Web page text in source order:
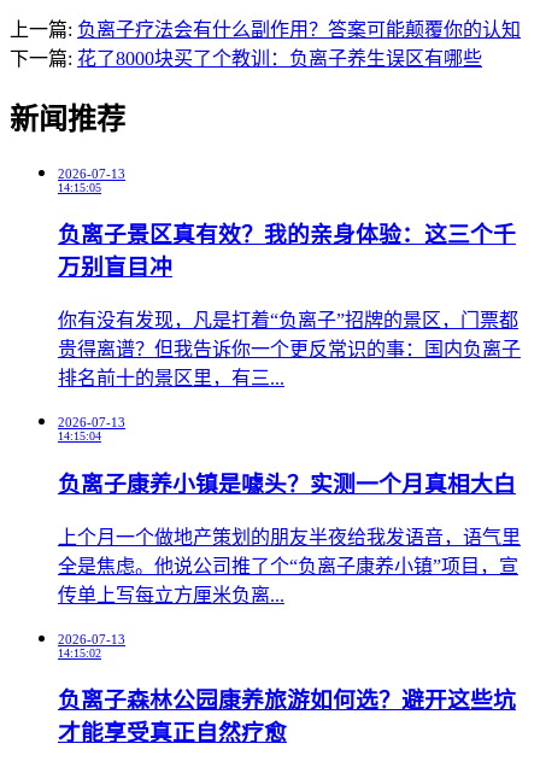
上一篇: 负离子疗法会有什么副作用？答案可能颠覆你的认知
下一篇: 花了8000块买了个教训：负离子养生误区有哪些
新闻推荐
2026-07-13
14:15:05
负离子景区真有效？我的亲身体验：这三个千
万别盲目冲
​你有没有发现，凡是打着“负离子”招牌的景区，门票都
贵得离谱？但我告诉你一个更反常识的事：国内负离子
排名前十的景区里，有三...
2026-07-13
14:15:04
负离子康养小镇是噱头？实测一个月真相大白
​上个月一个做地产策划的朋友半夜给我发语音，语气里
全是焦虑。他说公司推了个“负离子康养小镇”项目，宣
传单上写每立方厘米负离...
2026-07-13
14:15:02
负离子森林公园康养旅游如何选？避开这些坑
才能享受真正自然疗愈